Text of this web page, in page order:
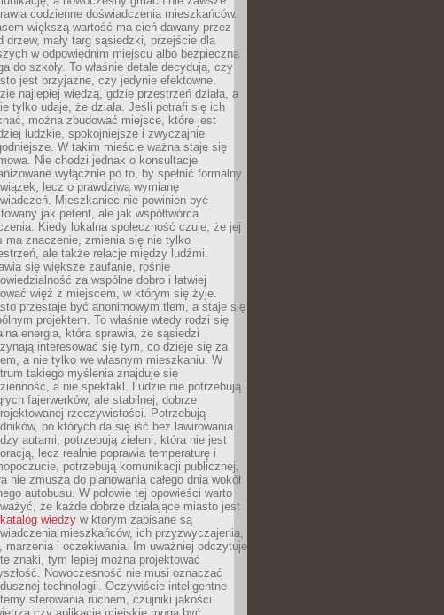
codzienne doświadczenia mieszkańców.
większą wartość ma cień dawany przez
drzew, mały targ sąsiedzki, przejście dla
w odpowiednim miejscu albo bezpieczna
do szkoły. To właśnie detale decydują, czy
jest przyjazne, czy jedynie efektowne.
najlepiej wiedzą, gdzie przestrzeń działa, a
tylko udaje, że działa. Jeśli potrafi się ich
można zbudować miejsce, które jest
ludzkie, spokojniejsze i zwyczajnie
W takim mieście ważna staje się
Nie chodzi jednak o konsultacje
wyłącznie po to, by spełnić formalny
lecz o prawdziwą wymianę
Mieszkaniec nie powinien być
jak petent, ale jak współtwórca
Kiedy lokalna społeczność czuje, że jej
ma znaczenie, zmienia się nie tylko
ale także relacje między ludźmi.
się większe zaufanie, rośnie
za wspólne dobro i łatwiej
więź z miejscem, w którym się żyje.
przestaje być anonimowym tłem, a staje się
projektem. To właśnie wtedy rodzi się
energia, która sprawia, że sąsiedzi
interesować się tym, co dzieje się za
a nie tylko we własnym mieszkaniu. W
takiego myślenia znajduje się
a nie spektakl. Ludzie nie potrzebują
fajerwerków, ale stabilnej, dobrze
rzeczywistości. Potrzebują
po których da się iść bez lawirowania
autami, potrzebują zieleni, która nie jest
lecz realnie poprawia temperaturę i
potrzebują komunikacji publicznej,
nie zmusza do planowania całego dnia wokół
autobusu. W połowie tej opowieści warto
że każde dobrze działające miasto jest
katalog wiedzy w którym zapisane są
mieszkańców, ich przyzwyczajenia,
marzenia i oczekiwania. Im uważniej odczytuje
znaki, tym lepiej można projektować
Nowoczesność nie musi oznaczać
technologii. Oczywiście inteligentne
sterowania ruchem, czujniki jakości